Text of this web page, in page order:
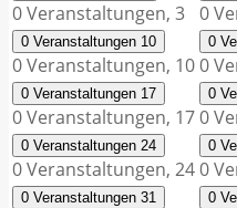
0 Veranstaltungen, 3 0
0 Veranstaltungen 10
0 Veranstaltungen, 10
0
0
0 Veranstaltungen 17
0 Veranstaltungen, 17
0
0
0 Veranstaltungen 24
0 Veranstaltungen, 24
0
0
0 Veranstaltungen 31 0